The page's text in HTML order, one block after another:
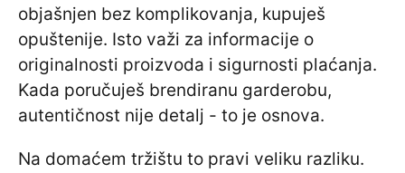
objašnjen bez komplikovanja, kupuješ
opuštenije. Isto važi za informacije o
originalnosti proizvoda i sigurnosti plaćanja.
Kada poručuješ brendiranu garderobu,
autentičnost nije detalj - to je osnova.
Na domaćem tržištu to pravi veliku razliku.